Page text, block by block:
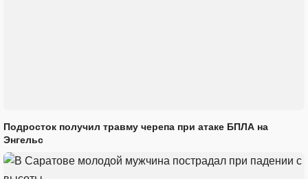
Подросток получил травму черепа при атаке БПЛА на
Энгельс